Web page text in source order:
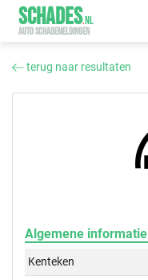
SCHADES.NL
AUTO SCHADEMELDINGEN
terug naar resultaten
Algemene informatie
Kenteken